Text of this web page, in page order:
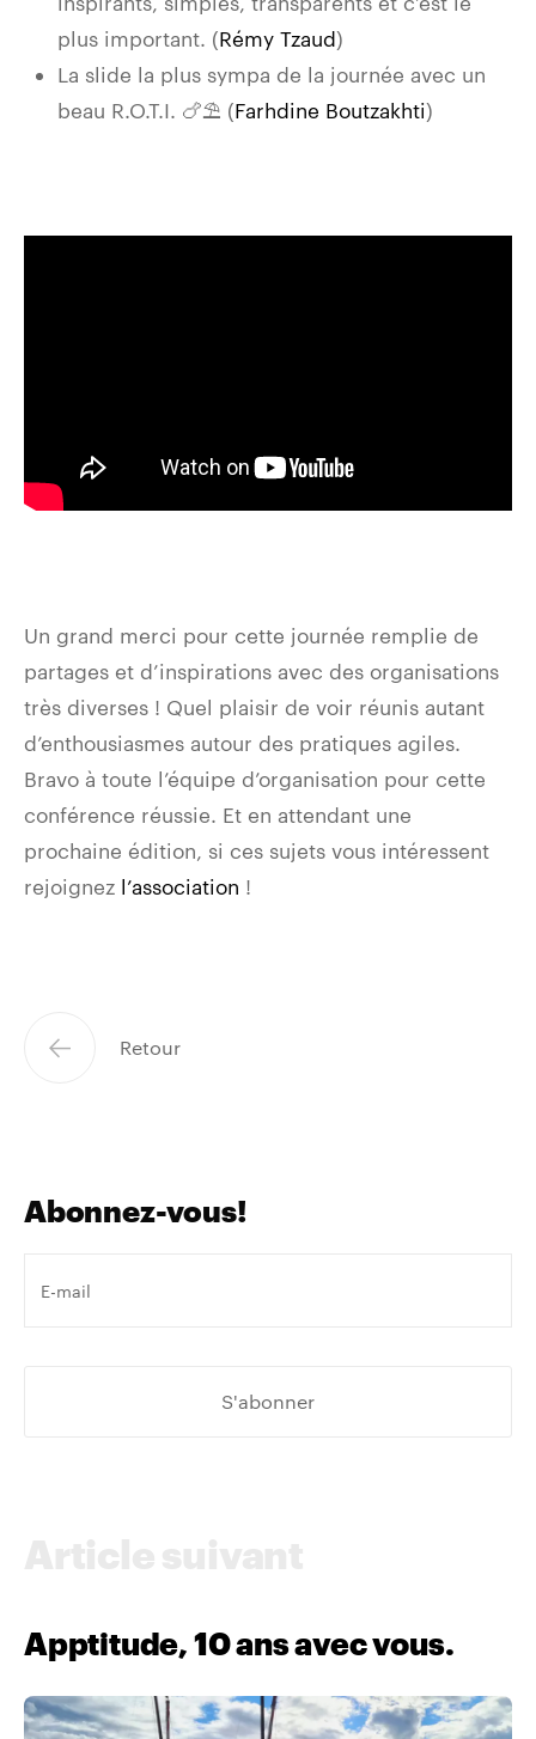
plus important. (Rémy Tzaud)
La slide la plus sympa de la journée avec un
beau R.O.T.I. 🍗⛱ (Farhdine Boutzakhti)
Un grand merci pour cette journée remplie de
partages et d’inspirations avec des organisations
très diverses ! Quel plaisir de voir réunis autant
d’enthousiasmes autour des pratiques agiles.
Bravo à toute l’équipe d’organisation pour cette
conférence réussie. Et en attendant une
prochaine édition, si ces sujets vous intéressent
rejoignez l’association !
Retour
Abonnez-vous!
e-
Apptitude, 10 ans avec vous.